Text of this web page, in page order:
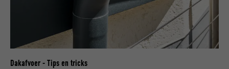
Dakafvoer - Tips en tricks